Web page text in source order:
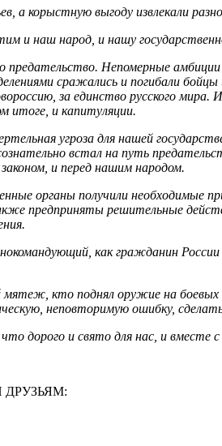
а корыстную выгоду извлекали
и наш народ, и нашу
Непомерные амбиции
сражались и погибали
за единство русского
итоге, и капитуляции.
угроза для нашей
встал на путь
и перед нашим народом.
органы получили необходимые
предприняты решительные
как гражданин
мятеж, кто поднял оружие на
неповторимую ошибку,
дорого и свято для нас, и вместе